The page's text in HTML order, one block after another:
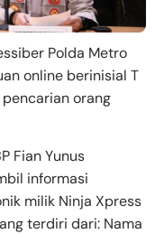
Polda Metro
online berinisial T
pencarian orang
Fian Yunus
informasi
milik Ninja Xpress
terdiri dari: Nama